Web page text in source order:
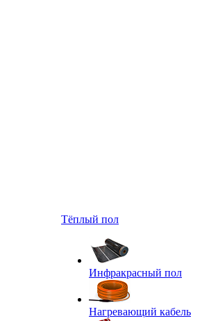
Тёплый пол
Инфракрасный пол
Нагревающий кабель